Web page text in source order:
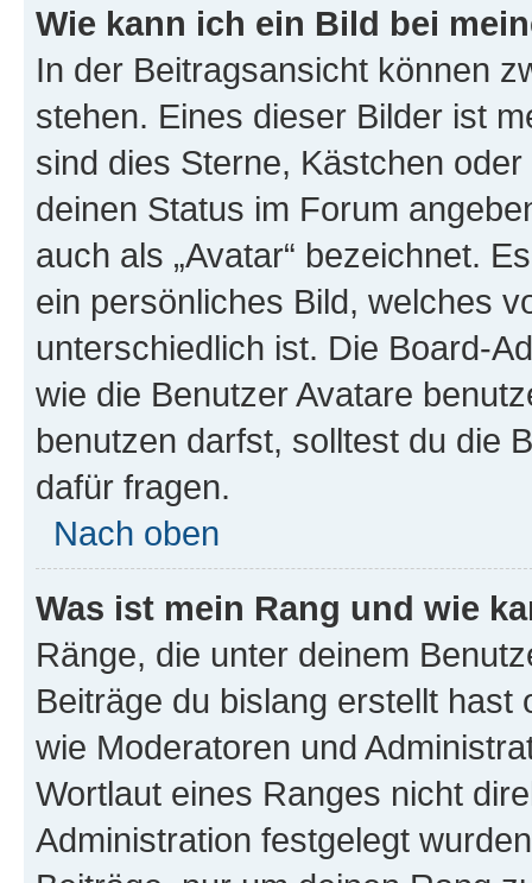
Wie kann ich ein Bild bei
In der Beitragsansicht können
stehen. Eines dieser Bilder ist
sind dies Sterne, Kästchen
deinen Status im Forum
auch als „Avatar“ bezeichnet.
ein persönliches Bild, welches
unterschiedlich ist. Die Board-
wie die Benutzer Avatare
benutzen darfst, solltest du die
dafür fragen.
Nach oben
Was ist mein Rang und wie
Ränge, die unter deinem
Beiträge du bislang erstellt
wie Moderatoren und
Wortlaut eines Ranges nicht
Administration festgelegt